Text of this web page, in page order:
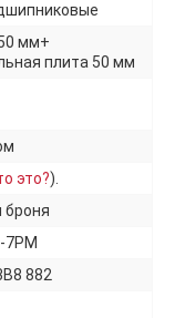
мм+
плита 50 мм
это?).
броня
7РМ
882